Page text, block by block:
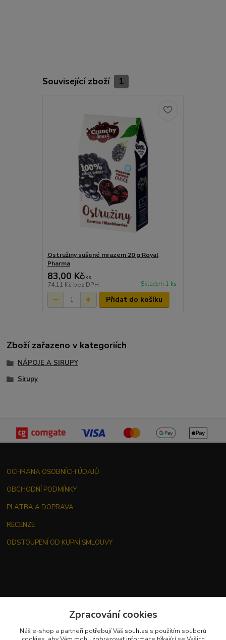
Související zboží 1
Ostružiny sušené mrazem 20 g Royal
Pharma
83,00 Kč/ks
74,11 Kč bez DPH Skladem 1 ks
Přidat do košíku
Zboží zařazeno v kategoriích
NÁPOJE A SIRUPY
Sirupy
OCHRANA OSOBNÍCH ÚDAJŮ
OBCHODNÍ PODMÍNKY
PLATBA A DOPRAVA
RECENZE
ODSTOUPENÍ OD KUPNÍ SMLOUVY
Zpracování cookies
Náš e-shop a partneři potřebují Váš souhlas s použitím souborů